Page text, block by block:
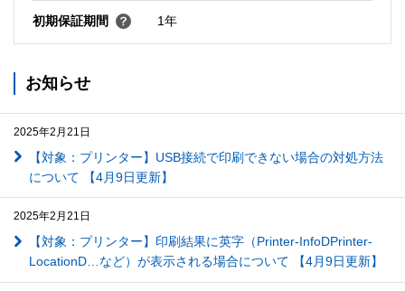
初期保証期間 1年
お知らせ
2025年2月21日
【対象：プリンター】USB接続で印刷できない場合の対処方法
について 【4月9日更新】
2025年2月21日
【対象：プリンター】印刷結果に英字（Printer-InfoDPrinter-
LocationD…など）が表示される場合について 【4月9日更新】